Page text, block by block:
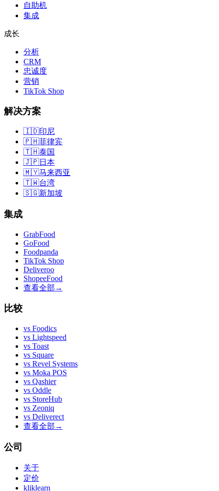
自助机
集成
成长
分析
CRM
忠诚度
营销
TikTok Shop
解决方案
🇮🇩印尼
🇵🇭菲律宾
🇹🇭泰国
🇯🇵日本
🇲🇾马来西亚
🇹🇼台湾
🇸🇬新加坡
集成
GrabFood
GoFood
Foodpanda
TikTok Shop
Deliveroo
ShopeeFood
查看全部 →
比较
vs Foodics
vs Lightspeed
vs Toast
vs Square
vs Revel Systems
vs Moka POS
vs Qashier
vs Oddle
vs StoreHub
vs Zeoniq
vs Deliverect
查看全部 →
公司
关于
定价
kliklearn